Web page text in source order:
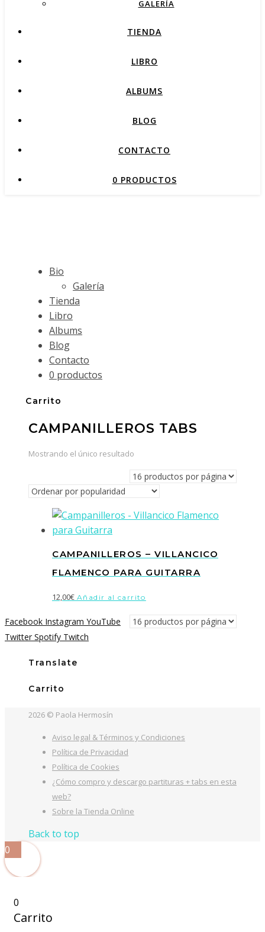
GALERÍA
TIENDA
LIBRO
ALBUMS
BLOG
CONTACTO
0 PRODUCTOS
Bio
Galería
Tienda
Libro
Albums
Blog
Contacto
0 productos
Carrito
CAMPANILLEROS TABS
Mostrando el único resultado
CAMPANILLEROS – VILLANCICO
FLAMENCO PARA GUITARRA
12,00€ Añadir al carrito
Facebook Instagram YouTube
Twitter Spotify Twitch
Translate
Carrito
2026 © Paola Hermosín
Aviso legal & Términos y Condiciones
Política de Privacidad
Política de Cookies
¿Cómo compro y descargo partituras + tabs en esta
web?
Sobre la Tienda Online
Back to top
0
0
Carrito